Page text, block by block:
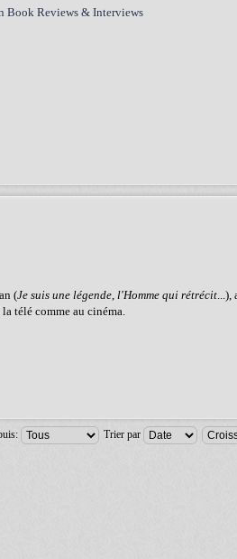
Book Reviews & Interviews
(Je suis une légende, l'Homme qui rétrécit...),
télé comme au cinéma.
Trier par